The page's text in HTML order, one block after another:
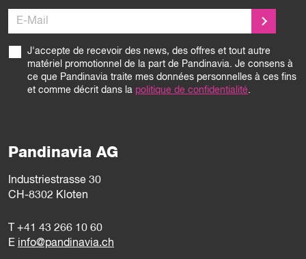
E-Mail
J'accepte de recevoir des news, des offres et tout autre
matériel promotionnel de la part de Pandinavia. Je consens à
ce que Pandinavia traite mes données personnelles à ces fins
et comme décrit dans la politique de confidentialité.
Pandinavia AG
Industriestrasse 30
CH-8302 Kloten
T +41 43 266 10 60
E info@pandinavia.ch